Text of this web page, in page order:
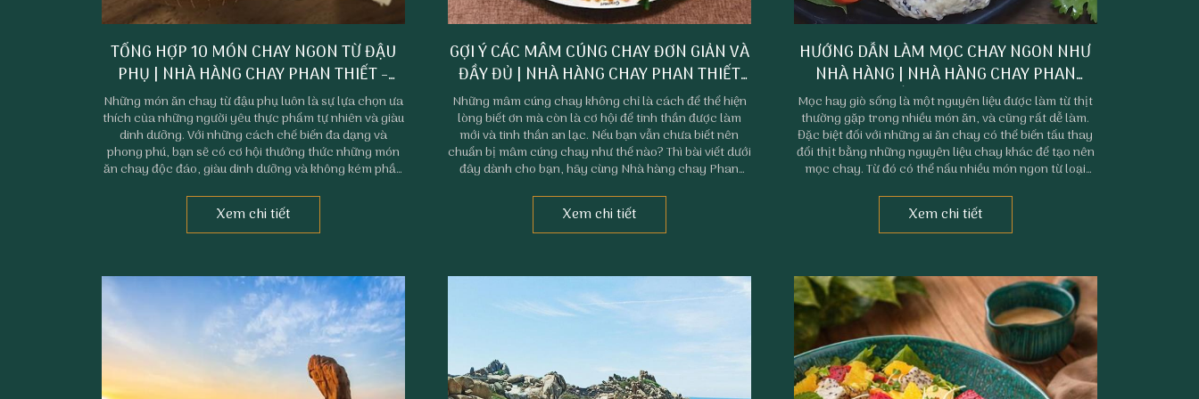
TỔNG HỢP 10 MÓN CHAY NGON TỪ ĐẬU
PHỤ | NHÀ HÀNG CHAY PHAN THIẾT -
PHÚC TÂM AN
Những món ăn chay từ đậu phụ luôn là sự lựa chọn ưa
thích của những người yêu thực phẩm tự nhiên và giàu
dinh dưỡng. Với những cách chế biến đa dạng và
phong phú, bạn sẽ có cơ hội thưởng thức những món
ăn chay độc đáo, giàu dinh dưỡng và không kém phần
Phan Thiết - Phúc Tâm An sẽ tổng hợp những món
ngon chay từ đậu phụ mà bạn có thể tham khảo nấu
ngay cho gia đình của mình.
Xem chi tiết
GỢI Ý CÁC MÂM CÚNG CHAY ĐƠN GIẢN VÀ
ĐẦY ĐỦ | NHÀ HÀNG CHAY PHAN THIẾT
PHÚC TÂM AN
Những mâm cúng chay không chỉ là cách để thể hiện
lòng biết ơn mà còn là cơ hội để tinh thần được làm
mới và tinh thần an lạc. Nếu bạn vẫn chưa biết nên
chuẩn bị mâm cúng chay như thế nào? Thì bài viết dưới
đây dành cho bạn, hãy cùng Nhà hàng chay Phan
cúng chay đơn giản và đầy đủ nhé.
Xem chi tiết
HƯỚNG DẪN LÀM MỌC CHAY NGON NHƯ
NHÀ HÀNG | NHÀ HÀNG CHAY PHAN
THIẾT PHÚC TÂM AN
Mọc hay giò sống là một nguyên liệu được làm từ thịt
thường gặp trong nhiều món ăn, và cũng rất dễ làm.
Đặc biệt đối với những ai ăn chay có thể biến tấu thay
đổi thịt bằng những nguyên liệu chay khác để tạo nên
mọc chay. Từ đó có thể nấu nhiều món ngon từ loại
thì hãy cùng Nhà hàng chay Phan Thiết Phúc Tâm An
đọc bài viết dưới đây nhé.
Xem chi tiết